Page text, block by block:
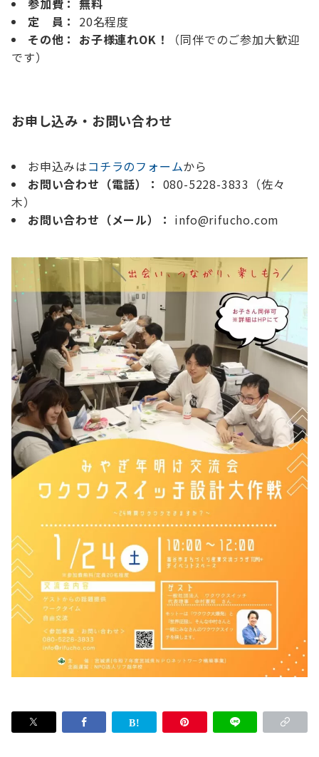
参加費： 無料
定 員： 20名程度
その他： お子様連れOK！
（同伴でのご参加大歓迎
です）
お申し込み・お問い合わせ
お申込みはコチラのフォームから
お問い合わせ（電話）： 080-5228-3833（佐々
木）
お問い合わせ（メール）： info@rifucho.com